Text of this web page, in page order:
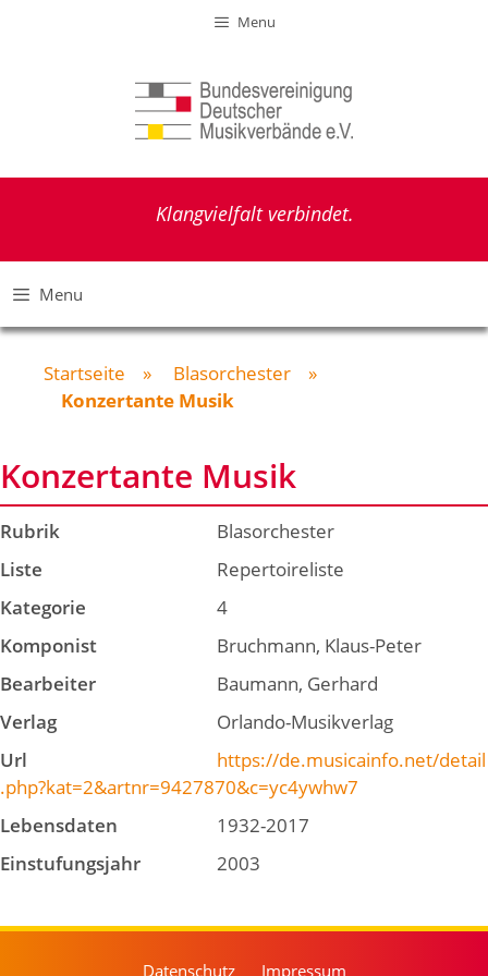
Menu
Klangvielfalt verbindet.
Menu
Startseite » Blasorchester »
Konzertante Musik
Konzertante Musik
Rubrik
Blasorchester
Liste
Repertoireliste
Kategorie
4
Komponist
Bruchmann, Klaus-Peter
Bearbeiter
Baumann, Gerhard
Verlag
Orlando-Musikverlag
Url
https://de.musicainfo.net/detail
.php?kat=2&artnr=9427870&c=yc4ywhw7
Lebensdaten
1932-2017
Einstufungsjahr
2003
Datenschutz Impressum